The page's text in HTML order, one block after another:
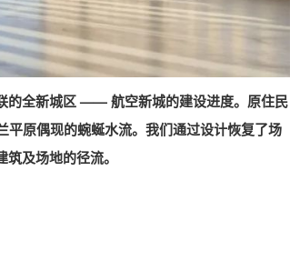
的全新城区 —— 航空新城的建设进度。原住民
原偶现的蜿蜒水流。我们通过设计恢复了场
及场地的径流。